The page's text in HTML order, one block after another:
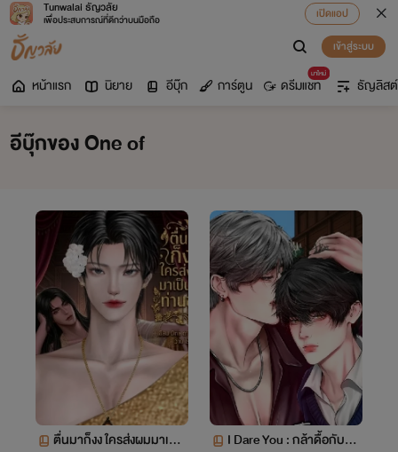
Tunwalai ธัญวลัย
เพื่อประสบการณ์ที่ดีกว่าบนมือถือ
เปิดแอป
เข้าสู่ระบบ
หน้าแรก นิยาย อีบุ๊ก การ์ตูน
มาใหม่
ดรีมแชท ธัญลิสต์
อีบุ๊กของ One of
ตื่นมาก็งง ใครส่งผมมาเป็นเ
I Dare You : กล้าดื้อกับผม